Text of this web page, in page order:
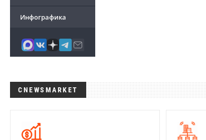
Инфографика
CNEWSMARKET